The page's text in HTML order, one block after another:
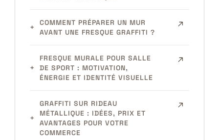
COMMENT PRÉPARER UN MUR
AVANT UNE FRESQUE GRAFFITI ?
FRESQUE MURALE POUR SALLE
DE SPORT : MOTIVATION,
ÉNERGIE ET IDENTITÉ VISUELLE
GRAFFITI SUR RIDEAU
MÉTALLIQUE : IDÉES, PRIX ET
AVANTAGES POUR VOTRE
COMMERCE